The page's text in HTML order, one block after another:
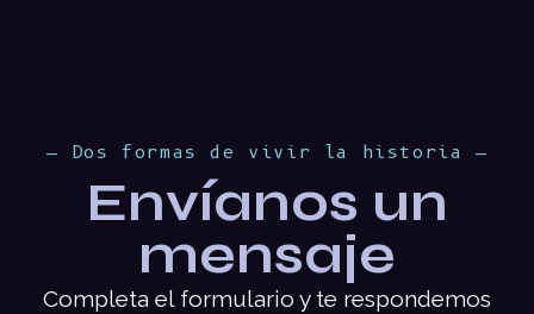
— Dos formas de vivir la historia —
Envíanos un
mensaje
Completa el formulario y te respondemos